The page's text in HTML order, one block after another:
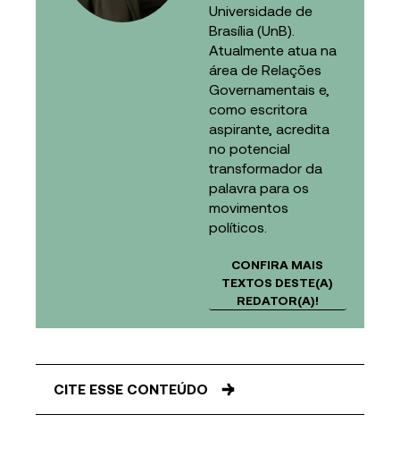
Universidade de
Brasília (UnB).
Atualmente atua na
área de Relações
Governamentais e,
como escritora
aspirante, acredita
no potencial
transformador da
palavra para os
movimentos
políticos.
CONFIRA MAIS
TEXTOS DESTE(A)
REDATOR(A)!
CITE ESSE CONTEÚDO